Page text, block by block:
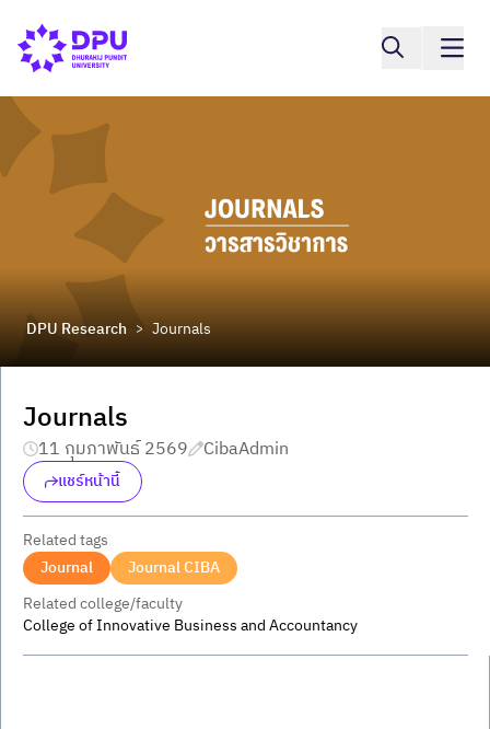
DPU Research > Journals
Journals
11 กุมภาพันธ์ 2569 CibaAdmin
แชร์หน้านี้
Related tags
Journal
Journal CIBA
Related college/faculty
College of Innovative Business and Accountancy